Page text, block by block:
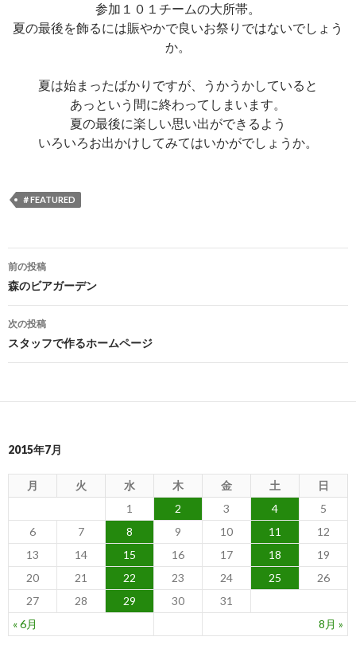
参加１０１チームの大所帯。
夏の最後を飾るには賑やかで良いお祭りではないでしょう
か。
夏は始まったばかりですが、うかうかしていると
あっという間に終わってしまいます。
夏の最後に楽しい思い出ができるよう
いろいろお出かけしてみてはいかがでしょうか。
＃FEATURED
投
稿
ナ
ゲ
シ
ョ
前の投稿
森のビアガーデン
次の投稿
スタッフで作るホームページ
2015年7月
月 火 水 木 金 土 日
« 6月 8月 »
1 2 3 4
5
6
7 8 9 10 11
12
13
14 15 16 17 18
19
20
21 22 23 24 25
26
27
28 29 30 31